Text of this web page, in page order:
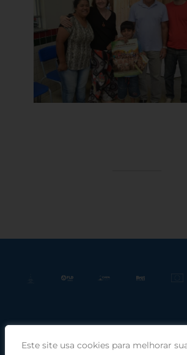
Este site usa cookies para melhorar
Praça Rui Barbosa, 220, sala 66, Porto Alegre,